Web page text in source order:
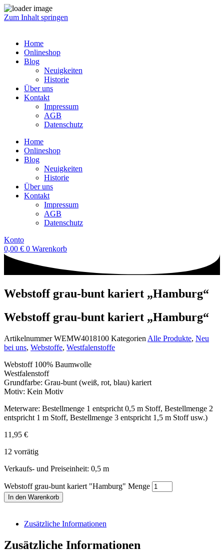
Zum Inhalt springen
Home
Onlineshop
Blog
Neuigkeiten
Historie
Über uns
Kontakt
Impressum
AGB
Datenschutz
Home
Onlineshop
Blog
Neuigkeiten
Historie
Über uns
Kontakt
Impressum
AGB
Datenschutz
Konto
0,00 € 0 Warenkorb
Webstoff grau-bunt kariert „Hamburg“
Webstoff grau-bunt kariert „Hamburg“
ArtikelnummerWEMW4018100 Kategorien Alle Produkte, Neu
bei uns, Webstoffe, Westfalenstoffe
Webstoff 100% Baumwolle
Westfalenstoff
Grundfarbe: Grau-bunt (weiß, rot, blau) kariert
Motiv: Kein Motiv
Meterware: Bestellmenge 1 entspricht 0,5 m Stoff, Bestellmenge 2
entspricht 1 m Stoff, Bestellmenge 3 entspricht 1,5 m Stoff usw.)
11,95 €
12 vorrätig
Verkaufs- und Preiseinheit: 0,5 m
Webstoff grau-bunt kariert "Hamburg" Menge
In den Warenkorb
Zusätzliche Informationen
Zusätzliche Informationen